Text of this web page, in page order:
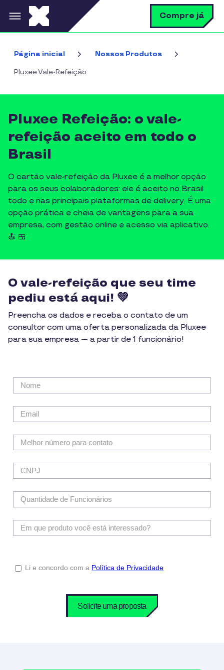
Pular para o conteúdo principal Compre já
Página inicial Nossos Produtos
Pluxee Vale-Refeição
Pluxee Refeição: o vale-
refeição aceito em todo o
Brasil
O cartão vale-refeição da Pluxee é a melhor opção
para os seus colaboradores: ele é aceito no Brasil
todo e nas principais plataformas de delivery. É uma
opção prática e cheia de vantagens para a sua
empresa, com gestão online e acesso via aplicativo.
🍝 🍱
O vale-refeição que seu time
pediu está aqui! 💚
Preencha os dados e receba o contato de um
consultor com uma oferta personalizada da Pluxee
para sua empresa — a partir de 1 funcionário!